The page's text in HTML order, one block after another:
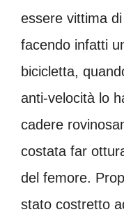
essere vittima
facendo infatti
bicicletta,
anti-velocità lo
cadere
costata far
del femore.
stato costretto